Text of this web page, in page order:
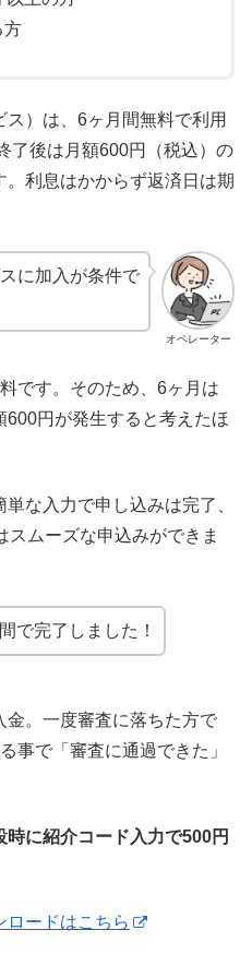
方
）は、6ヶ月間無料で利用
了後は月額600円（税込）の
利息はかからず返済日は期
オペレーター
に加入が条件で
です。そのため、6ヶ月は
円が発生すると考えたほ
な入力で申し込みは完了、
ムーズな申込みができま
で完了しました！
。一度審査に落ちた方で
事で「審査に通過できた」
に紹介コード入力で500円
ロードはこちら